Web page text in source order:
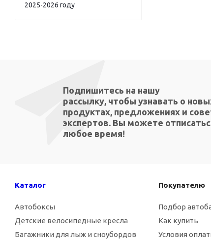
2025-2026 году
Подпишитесь на нашу
рассылку, чтобы узнавать о
продуктах, предложениях и
экспертов. Вы можете
любое время!
Каталог
Автобоксы
Детские велосипедные кресла
Багажники для лыж и сноубордов
Покупателю
Подбор
Как купить
Условия